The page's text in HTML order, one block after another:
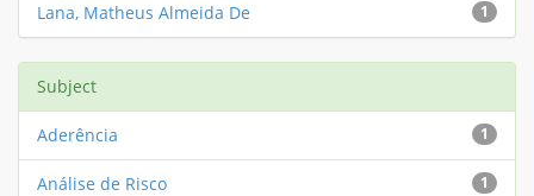
1
Lana, Matheus Almeida De
Subject
1
Aderência
1
Análise de Risco